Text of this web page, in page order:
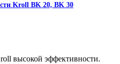
Kroll BK 20, BK 30
высокой эффективности.